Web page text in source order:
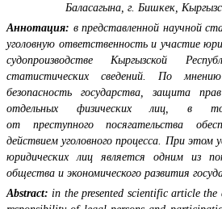
Баласагына, г. Бишкек,
Аннотация: в представленной научной
уголовную ответственность и участие
судопроизводстве Кыргызской
статистических сведений. По
безопасность государства, защита
отдельных физических лиц, в
от преступного посягательства
действием уголовного процесса. При этом
юридических лиц является одним из
общества и экономического развития
Abstract: in the presented scientific article